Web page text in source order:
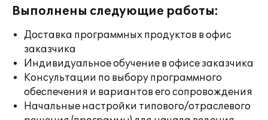
Выполнены следующие работы:
Доставка программных продуктов в офис
заказчика
Индивидуальное обучение в офисе заказчика
Консультации по выбору программного
обеспечения и вариантов его сопровождения
Начальные настройки типового/отраслевого